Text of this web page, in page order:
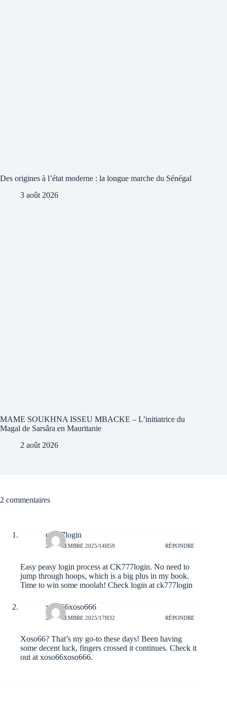
Des origines à l’état moderne : la longue marche du Sénégal
3 août 2026
MAME SOUKHNA ISSEU MBACKE – L’initiatrice du
Magal de Sarsâra en Mauritanie
2 août 2026
2 commentaires
ck777login
29 DÉCEMBRE 2025/14H59 RÉPONDRE
Easy peasy login process at CK777login. No need to
jump through hoops, which is a big plus in my book.
Time to win some moolah! Check login at ck777login
xoso66xoso666
25 DÉCEMBRE 2025/17H32 RÉPONDRE
Xoso66? That’s my go-to these days! Been having
some decent luck, fingers crossed it continues. Check it
out at xoso66xoso666.